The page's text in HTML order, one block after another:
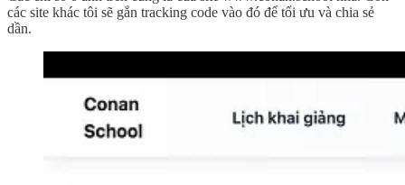
các site khác tôi sẽ gắn tracking code vào đó để tối ưu và chia sẻ
dần.